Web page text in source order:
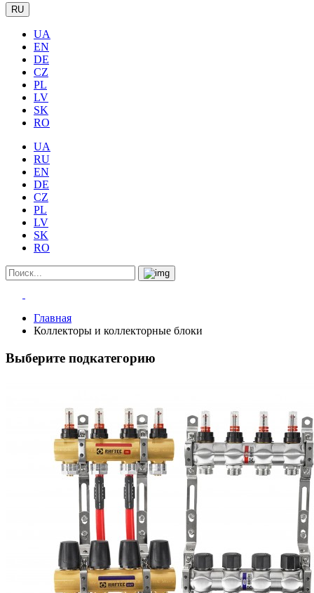
RU
UA
EN
DE
CZ
PL
LV
SK
RO
UA
RU
EN
DE
CZ
PL
LV
SK
RO
Главная
Коллекторы и коллекторные блоки
Выберите подкатегорию